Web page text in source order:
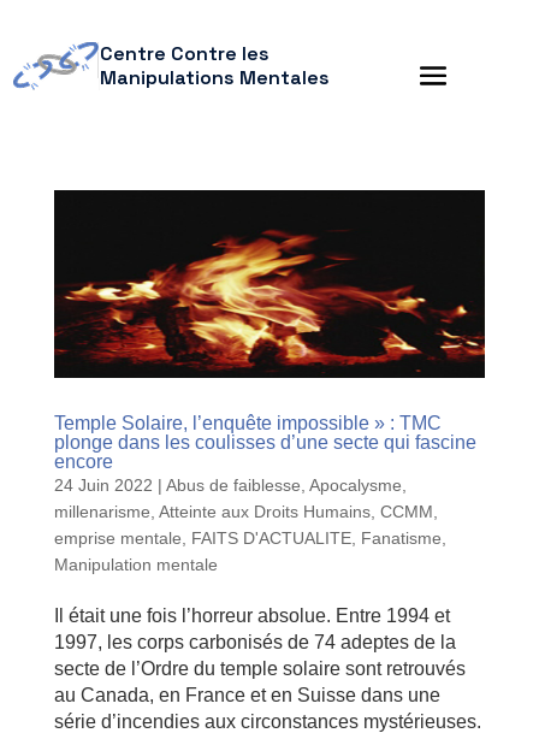
Centre Contre les
Manipulations Mentales
Temple Solaire, l’enquête impossible » : TMC
plonge dans les coulisses d’une secte qui fascine
encore
24 Juin 2022 | Abus de faiblesse Apocalysme,
millenarisme Atteinte aux Droits Humains, CCMM
emprise mentale
FAITS D'ACTUALITE, Fanatisme
Manipulation mentale
Il était une fois l’horreur absolue. Entre 1994 et
1997, les corps carbonisés de 74 adeptes de la
secte de l’Ordre du temple solaire sont retrouvés
au Canada, en France et en Suisse dans une
série d’incendies aux circonstances mystérieuses.